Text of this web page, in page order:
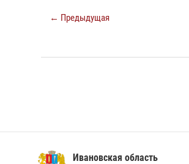
← Предыдущая
Ивановская область